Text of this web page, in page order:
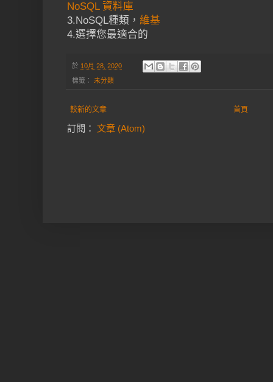
NoSQL 資料庫
3.NoSQL種類， 維基
4.選擇您最適合的
於 10月 28, 2020
標籤： 未分類
較新的文章 首頁
訂閱： 文章 (Atom)